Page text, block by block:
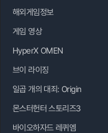
해외게임정보
게임 영상
HyperX OMEN
브이 라이징
일곱 개의 대죄: Origin
몬스터헌터 스토리즈3
바이오하자드 레퀴엠